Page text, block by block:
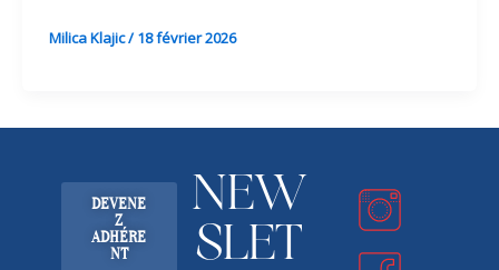
Milica Klajic/18 février 2026
DEVENE
Z
ADHÉRE
NT
NEW
SLET